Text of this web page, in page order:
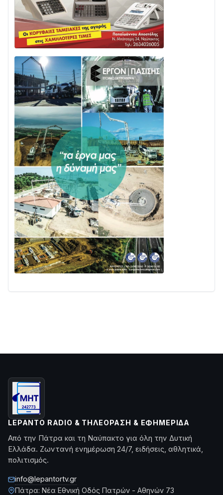
LEPANTO RADIO & ΤΗΛΕΌΡΑΣΗ & ΕΦΗΜΕΡΊΔΑ
Από την Πάτρα και τη Ναύπακτο για όλη την Δυτική
Ελλάδα. Ζωντανή ενημέρωση 24/7, ειδήσεις, αθλητικά,
πολιτισμός.
info@lepantortv.gr
Πάτρα: Νέα Εθνική Οδός Πατρών - Αθηνών 73